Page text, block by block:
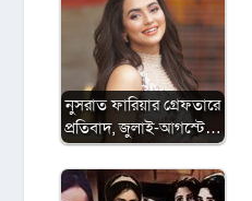
নুসরাত ফারিয়ার গ্রেফতারে
প্রতিবাদ, জুলাই-আগস্টে…